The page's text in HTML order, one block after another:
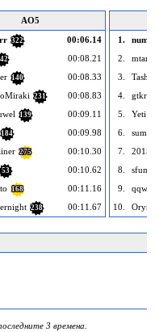
AO5
322
00:06.14
00:08.21
140
00:08.33
231
00:08.83
139
00:09.11
184
00:09.98
275
00:10.30
53
00:10.62
168
00:11.16
238 00:11.67
1.
2.
3.
4.
5.
Yeti
6.
7.
8.
9.
10.
Oryn
3 времена.